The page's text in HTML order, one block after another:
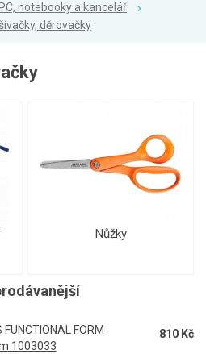
PC, notebooky a kancelář
děrovačky
Nůžky
FUNCTIONAL FORM
1003033
810 Kč